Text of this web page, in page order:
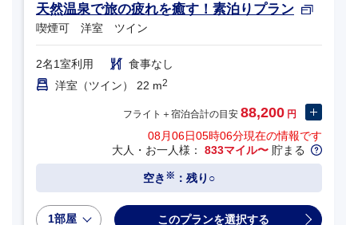
天然温泉で旅の疲れを癒す！素泊りプラン
喫煙可 洋室 ツイン
2名1室利用
食事なし
洋室（ツイン） 22 m2
フライト＋宿泊合計の目安 88,200 円
08月06日05時06分現在の情報です
大人・お一人様： 833マイル〜 貯まる
空き ※ ：残り○
1部屋